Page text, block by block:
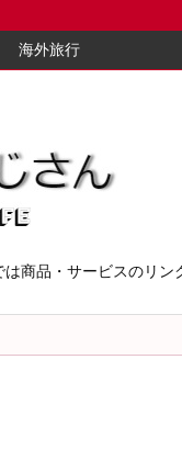
海外旅行
品・サービスのリン